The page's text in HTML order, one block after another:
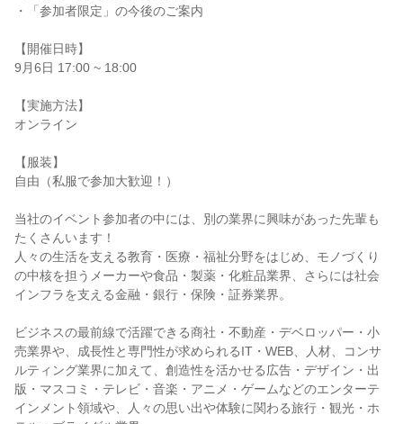
・「参加者限定」の今後のご案内
【開催日時】
9月6日 17:00 ~ 18:00
【実施方法】
オンライン
【服装】
自由（私服で参加大歓迎！）
当社のイベント参加者の中には、別の業界に興味があった先輩も
たくさんいます！
人々の生活を支える教育・医療・福祉分野をはじめ、モノづくり
の中核を担うメーカーや食品・製薬・化粧品業界、さらには社会
インフラを支える金融・銀行・保険・証券業界。
ビジネスの最前線で活躍できる商社・不動産・デベロッパー・小
売業界や、成長性と専門性が求められるIT・WEB、人材、コンサ
ルティング業界に加えて、創造性を活かせる広告・デザイン・出
版・マスコミ・テレビ・音楽・アニメ・ゲームなどのエンターテ
インメント領域や、人々の思い出や体験に関わる旅行・観光・ホ